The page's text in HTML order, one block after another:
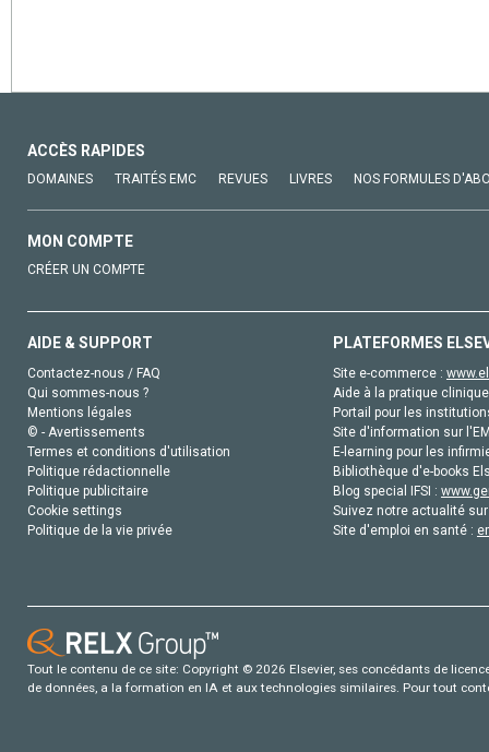
ACCÈS RAPIDES
DOMAINES TRAITÉS EMC REVUES LIVRES NOS FORMULES
MON COMPTE
CRÉER UN COMPTE
AIDE & SUPPORT
Contactez-nous / FAQ
Qui sommes-nous ?
Mentions légales
© - Avertissements
Termes et conditions d'utilisation
Politique rédactionnelle
Politique publicitaire
Cookie settings
Politique de la vie privée
PLATEFORMES
Site e-commerce :
Aide à la pratique
Portail pour les
Site d'information sur
E-learning pour les
Bibliothèque d'e-books
Blog special IFSI :
Suivez notre actualité
Site d'emploi en santé :
Tout le contenu de ce site: Copyright © 2026 Elsevier, ses concédants de
de données, a la formation en IA et aux technologies similaires. Pour tout